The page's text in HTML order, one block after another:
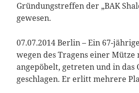
Gründungstreffen der „BAK
gewesen.
07.07.2014 Berlin – Ein 67-
wegen des Tragens einer
angepöbelt, getreten und in das
geschlagen. Er erlitt mehrere